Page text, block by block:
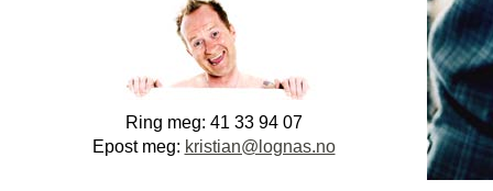
Ring meg: 41 33 94 07
Epost meg: kristian@lognas.no